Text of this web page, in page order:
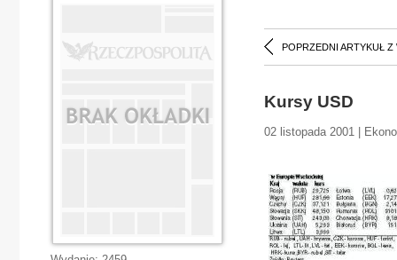
POPRZEDNI ARTYKUŁ Z
Kursy USD
02 listopada 2001 |